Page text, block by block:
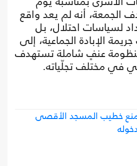
الجمعة، أنه لم يعد واقع
لسياسات احتلال، بل
الإبادة الجماعية، إلى
منظومة عنفٍ شاملة تستهدف
في مختلف تجلّياته.
خطيب المسجد الأقصى